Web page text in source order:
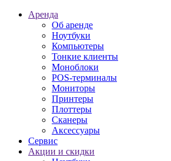
Аренда
Об аренде
Ноутбуки
Компьютеры
Тонкие клиенты
Моноблоки
POS-терминалы
Мониторы
Принтеры
Плоттеры
Сканеры
Аксессуары
Сервис
Акции и скидки